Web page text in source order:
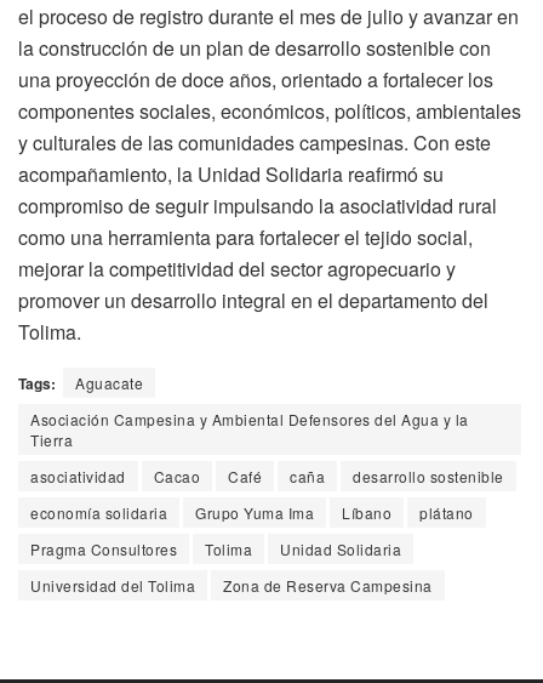
el proceso de registro durante el mes de julio y avanzar en
la construcción de un plan de desarrollo sostenible con
una proyección de doce años, orientado a fortalecer los
componentes sociales, económicos, políticos, ambientales
y culturales de las comunidades campesinas. Con este
acompañamiento, la Unidad Solidaria reafirmó su
compromiso de seguir impulsando la asociatividad rural
como una herramienta para fortalecer el tejido social,
mejorar la competitividad del sector agropecuario y
promover un desarrollo integral en el departamento del
Tolima.
Tags:
Aguacate
Asociación Campesina y Ambiental Defensores del Agua y la
Tierra
asociatividad
Cacao Café caña
desarrollo sostenible
economía solidaria
Grupo Yuma Ima Líbano
plátano
Pragma Consultores
Tolima
Unidad Solidaria
Universidad del Tolima
Zona de Reserva Campesina